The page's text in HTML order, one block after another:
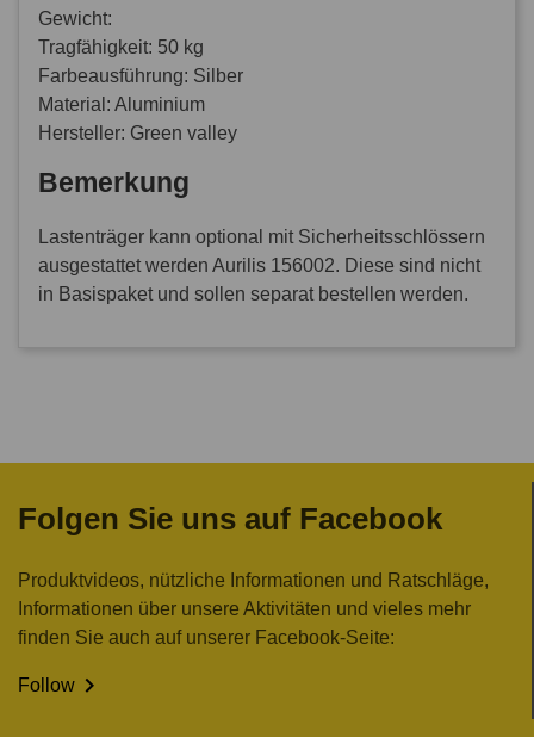
Gewicht:
Tragfähigkeit: 50 kg
Farbeausführung: Silber
Material: Aluminium
Hersteller: Green valley
Bemerkung
Lastenträger kann optional mit Sicherheitsschlössern
ausgestattet werden Aurilis 156002. Diese sind nicht
in Basispaket und sollen separat bestellen werden.
Folgen Sie uns auf Facebook
Produktvideos, nützliche Informationen und Ratschläge,
Informationen über unsere Aktivitäten und vieles mehr
finden Sie auch auf unserer Facebook-Seite:
Follow 